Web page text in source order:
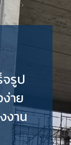
จรูป
าย
งาน